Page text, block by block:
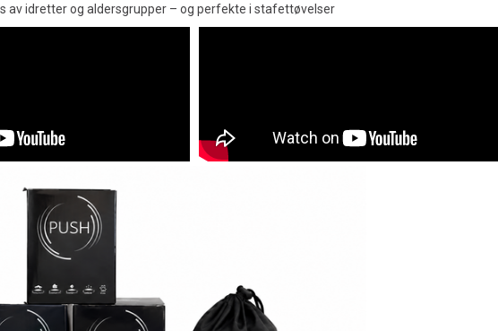
av idretter og aldersgrupper – og perfekte i stafettøvelser